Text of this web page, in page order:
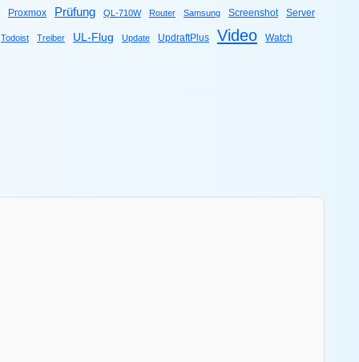
Proxmox Prüfung QL-710W Router Samsung Screenshot Server
Todoist Treiber UL-Flug Update UpdraftPlus Video Watch